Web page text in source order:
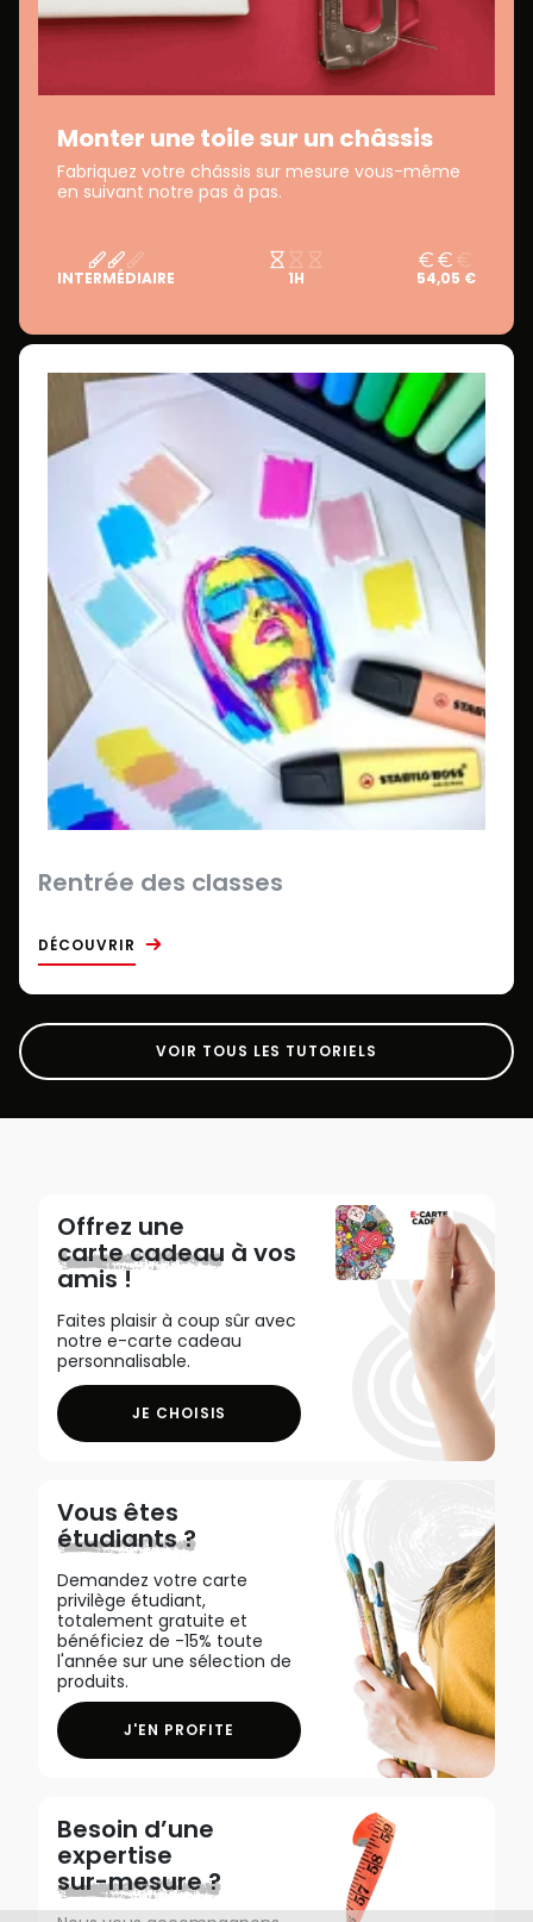
Monter une toile sur un châssis
Fabriquez votre châssis sur mesure vous-même
en suivant notre pas à pas.
INTERMÉDIAIRE 1H 54,05 €
Rentrée des classes
DÉCOUVRIR
VOIR TOUS LES TUTORIELS
Offrez une
carte cadeau à vos
amis !
Faites plaisir à coup sûr avec
notre e-carte cadeau
personnalisable.
JE CHOISIS
Vous êtes
étudiants ?
Demandez votre carte
privilège étudiant,
totalement gratuite et
bénéficiez de -15% toute
l'année sur une sélection de
produits.
J'EN PROFITE
Besoin d’une
expertise
sur-mesure ?